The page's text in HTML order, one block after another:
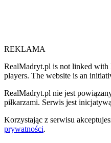
REKLAMA
RealMadryt.pl is not linked with
players. The website is an
RealMadryt.pl nie jest
piłkarzami. Serwis jest
Korzystając z serwisu
prywatności.